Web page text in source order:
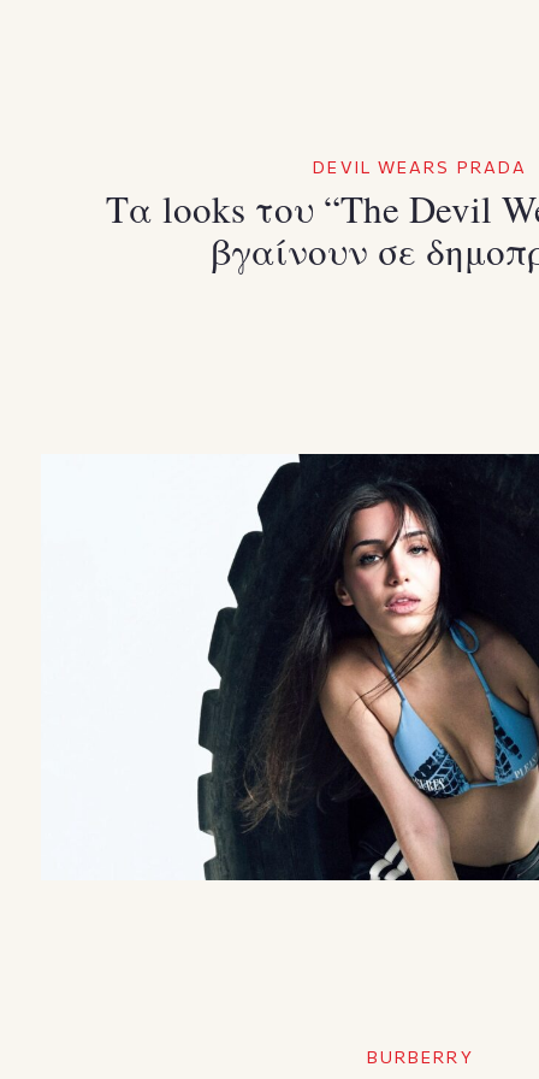
DEVIL WEARS PRADA
Τα looks του “The Devil
βγαίνουν σε
BURBERRY